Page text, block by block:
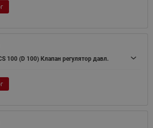
100 (D 100) Клапан регулятор давл.